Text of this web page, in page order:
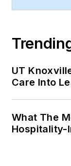
UT
Care Into
What The
Hospitality-